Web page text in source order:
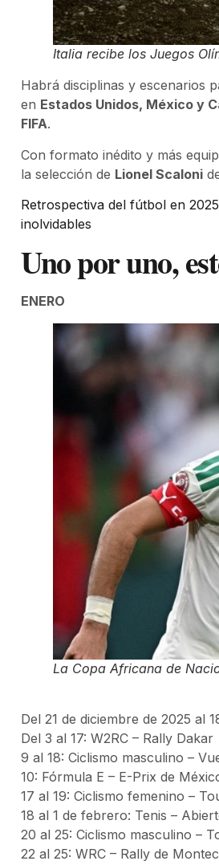
Italia recibe los Juegos
Habrá disciplinas y escenarios
en Estados Unidos, México y
FIFA.
Con formato inédito y más
la selección de Lionel Scaloni
Retrospectiva del fútbol en
inolvidables
Uno por uno,
ENERO
La Copa Africana de
Del 21 de diciembre de 2025 al
Del 3 al 17: W2RC – Rally Dakar
9 al 18: Ciclismo masculino –
10: Fórmula E – E-Prix de
17 al 19: Ciclismo femenino –
18 al 1 de febrero: Tenis –
20 al 25: Ciclismo masculino –
22 al 25: WRC – Rally de